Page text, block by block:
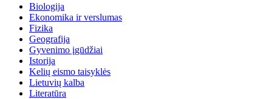
Biologija
Ekonomika ir verslumas
Fizika
Geografija
Gyvenimo įgūdžiai
Istorija
Kelių eismo taisyklės
Lietuvių kalba
Literatūra